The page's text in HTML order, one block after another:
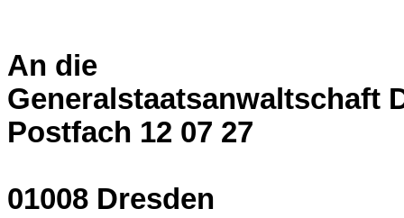
An die
Generalstaatsanwaltschaft
Postfach 12 07 27
01008 Dresden